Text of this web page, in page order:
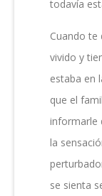
todavía
Cuando te
vivido y
estaba en
que el
informarle
la
se sienta